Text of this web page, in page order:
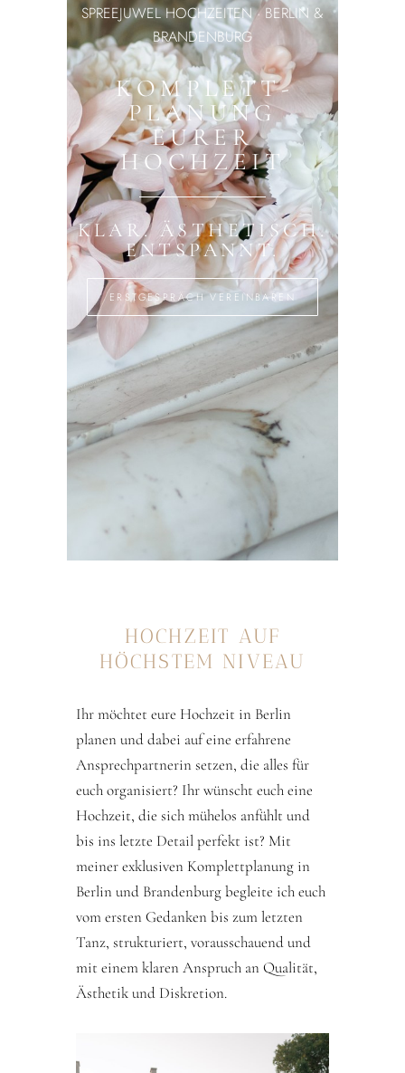
SPREEJUWEL HOCHZEITEN · BERLIN &
BRANDENBURG
KOMPLETT­
PLANUNG
EURER
HOCHZEIT
KLAR. ÄSTHETISCH.
ENTSPANNT.
ERSTGESPRÄCH VEREINBAREN
HOCHZEIT AUF
HÖCHSTEM NIVEAU
Ihr möchtet eure Hochzeit in Berlin
planen und dabei auf eine erfahrene
Ansprechpartnerin setzen, die alles für
euch organisiert? Ihr wünscht euch eine
Hochzeit, die sich mühelos anfühlt und
bis ins letzte Detail perfekt ist? Mit
meiner exklusiven Komplettplanung in
Berlin und Brandenburg begleite ich euch
vom ersten Gedanken bis zum letzten
Tanz, strukturiert, vorausschauend und
mit einem klaren Anspruch an Qualität,
Ästhetik und Diskretion.